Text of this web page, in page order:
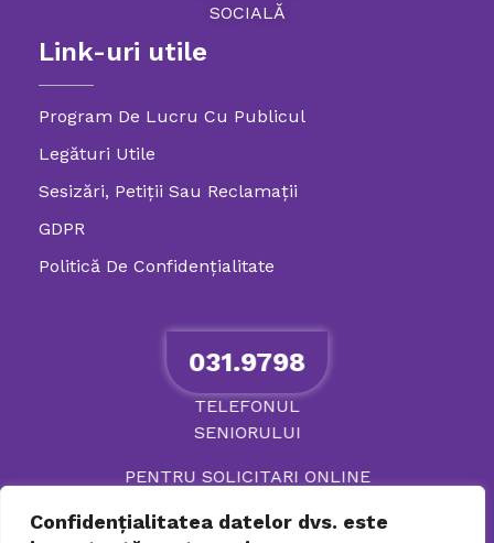
Confidențialitatea datelor dvs. este
SOCIALĂ
Link-uri utile
Program De Lucru Cu Publicul
Legături Utile
Sesizări, Petiţii Sau Reclamații
GDPR
Politică De Confidenţialitate
031.9798
TELEFONUL
SENIORULUI
PENTRU SOLICITARI ONLINE